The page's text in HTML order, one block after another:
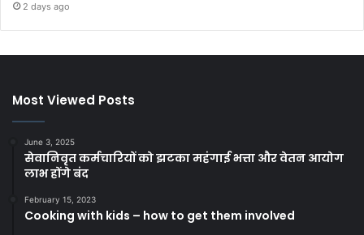
2 days ago
Most Viewed Posts
June 3, 2025
सेवानिवृत कर्मचारियों को झटका महंगाई भत्ता और वेतन आयोग
लाभ होंगे बंद
February 15, 2023
Cooking with kids – how to get them involved